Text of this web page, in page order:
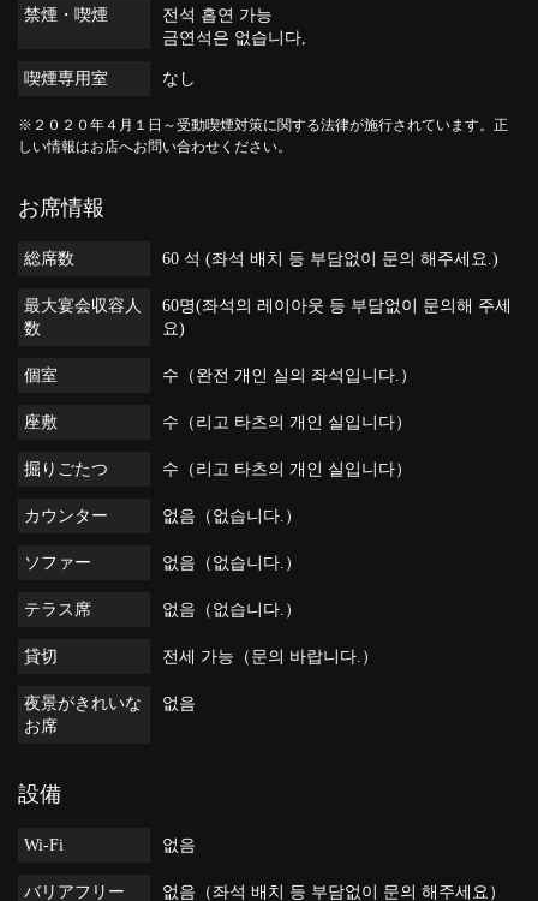
禁煙・喫煙
전석 흡연 가능
금연석은 없습니다,
喫煙専用室 なし
※２０２０年４月１日～受動喫煙対策に関する法律が施行されています。正
しい情報はお店へお問い合わせください。
お席情報
総席数 60 석 (좌석 배치 등 부담없이 문의 해주세요.)
最大宴会収容人
数
60명(좌석의 레이아웃 등 부담없이 문의해 주세
요)
個室 수（완전 개인 실의 좌석입니다.）
座敷 수（리고 타츠의 개인 실입니다）
掘りごたつ 수（리고 타츠의 개인 실입니다）
カウンター 없음（없습니다.）
ソファー 없음（없습니다.）
テラス席 없음（없습니다.）
貸切 전세 가능（문의 바랍니다.）
夜景がきれいな
お席
없음
設備
Wi-Fi 없음
バリアフリー 없음（좌석 배치 등 부담없이 문의 해주세요）